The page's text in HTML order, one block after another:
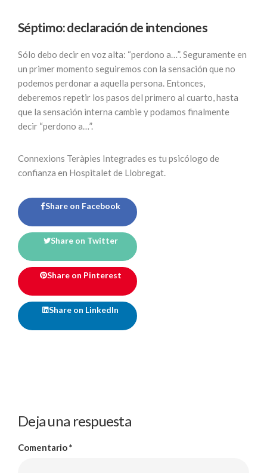
Séptimo: declaración de intenciones
Sólo debo decir en voz alta: “perdono a…”. Seguramente en
un primer momento seguiremos con la sensación que no
podemos perdonar a aquella persona. Entonces,
deberemos repetir los pasos del primero al cuarto, hasta
que la sensación interna cambie y podamos finalmente
decir “perdono a…”.
Connexions Teràpies Integrades es tu psicólogo de
confianza en Hospitalet de Llobregat.
Share on Facebook
Share on Twitter
Share on Pinterest
Share on LinkedIn
Deja una respuesta
Comentario*